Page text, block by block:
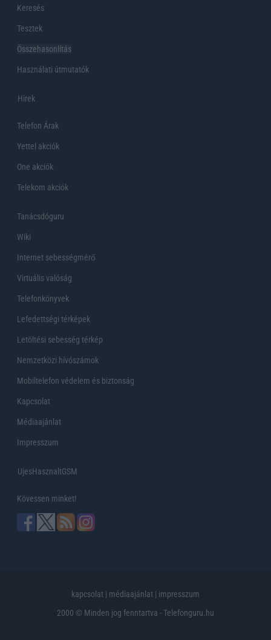
Keresés
Tesztek
Összehasonlítás
Használati útmutatók
Hirek
Telefon Árak
Yettel akciók
One akciók
Telekom akciók
Tanácsdóguru
Wiki
Internet sebességmérő
Virtuális valóság
Telefonkönyvek
Lefedettségi térképek
Letöltési sebesség térkép
Nemzetközi hívószámok
Mobiltelefon védelem és biztonság
Kapcsolat
Médiaajánlat
Impresszum
UjesHasznaltGSM
Kövessen minket!
kapcsolat | médiaajánlat | impresszum
2000 © Minden jog fenntartva - Telefonguru.hu